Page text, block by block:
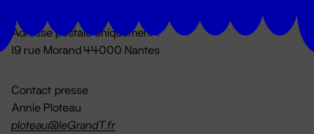
Adresse postale uniquement :
19 rue Morand 44000 Nantes
Contact presse
Annie Ploteau
ploteau@leGrandT.fr